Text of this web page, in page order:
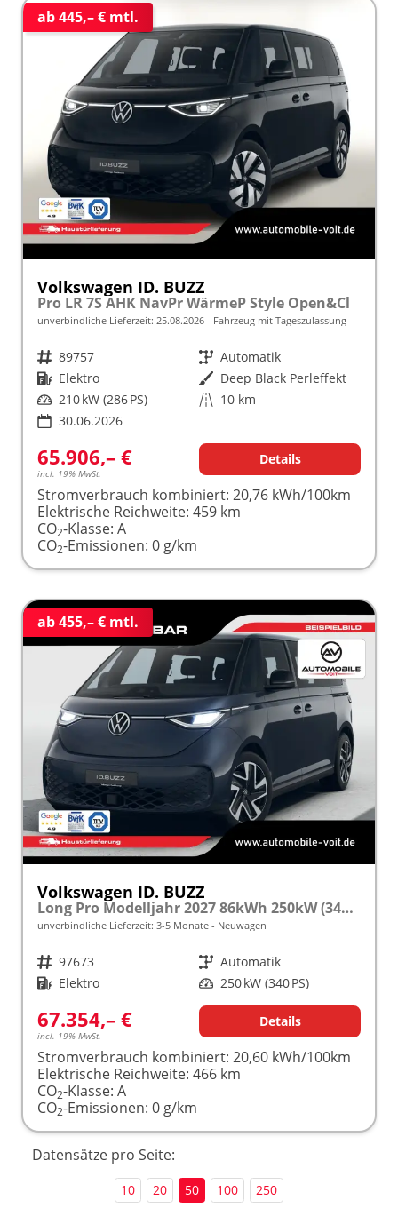
ab 445,– € mtl.
Volkswagen ID. BUZZ
Pro LR 7S AHK NavPr WärmeP Style Open&Cl
unverbindliche Lieferzeit: 25.08.2026 Fahrzeug mit Tageszulassung
Fahrzeugnr. 89757 Getriebe Automatik
Kraftstoff Elektro Außenfarbe Deep Black Perleffekt
Leistung 210 kW (286 PS) Kilometerstand 10 km
30.06.2026
65.906,– €
incl. 19% MwSt.
Details
Stromverbrauch kombiniert: 20,76 kWh/100km
Elektrische Reichweite: 459 km
CO2-Klasse: A
CO2-Emissionen: 0 g/km
ab 455,– € mtl.
Volkswagen ID. BUZZ
Long Pro Modelljahr 2027 86kWh 250kW (340PS) 4MOTION LED/SMARTLINK/ACC frei konfigurierbar!
unverbindliche Lieferzeit: 3-5 Monate Neuwagen
Fahrzeugnr. 97673 Getriebe Automatik
Kraftstoff Elektro Leistung 250 kW (340 PS)
67.354,– €
incl. 19% MwSt.
Details
Stromverbrauch kombiniert: 20,60 kWh/100km
Elektrische Reichweite: 466 km
CO2-Klasse: A
CO2-Emissionen: 0 g/km
Datensätze pro Seite:
10 20 50 100 250